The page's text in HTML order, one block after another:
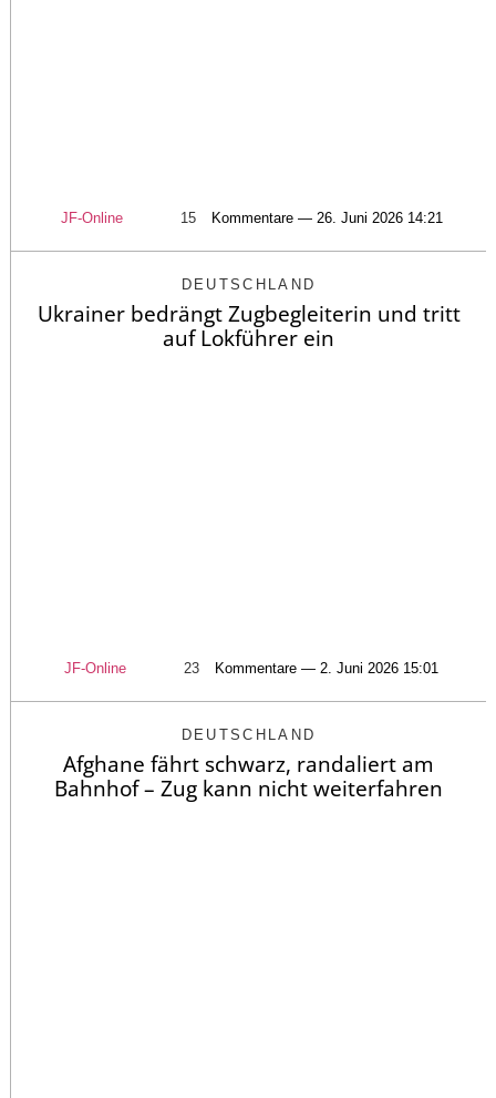
JF-Online 15 Kommentare — 26. Juni 2026 14:21
DEUTSCHLAND
Ukrainer bedrängt Zugbegleiterin und tritt
auf Lokführer ein
JF-Online 23 Kommentare — 2. Juni 2026 15:01
DEUTSCHLAND
Afghane fährt schwarz, randaliert am
Bahnhof – Zug kann nicht weiterfahren